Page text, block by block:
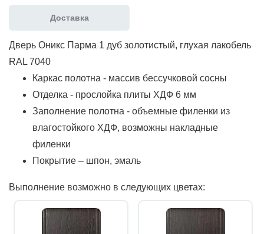
Доставка
Дверь Оникс Парма 1 дуб золотистый, глухая лакобель
RAL 7040
Каркас полотна - массив бессучковой сосны
Отделка - прослойка плиты ХДФ 6 мм
Заполнение полотна - объемные филенки из
влагостойкого ХДФ, возможны накладные
филенки
Покрытие – шпон, эмаль
Выполнение возможно в следующих цветах: